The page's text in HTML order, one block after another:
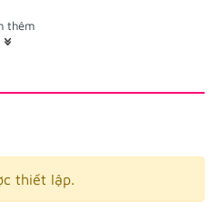
thêm
thiết lập.